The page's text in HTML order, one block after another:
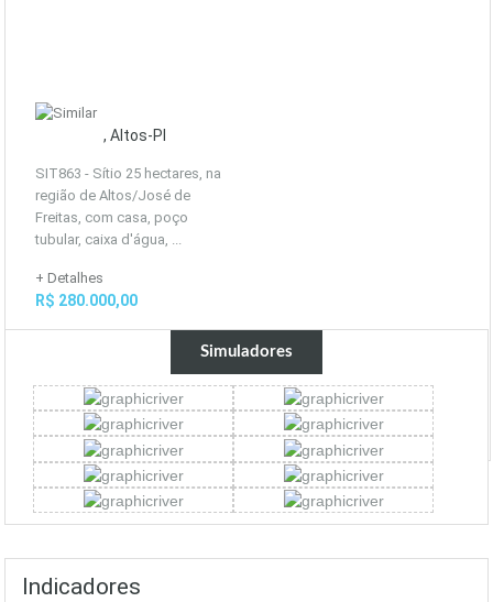
, Altos-PI
SIT863 - Sítio 25 hectares, na
região de Altos/José de
Freitas, com casa, poço
tubular, caixa d'água, ...
+ Detalhes
R$ 280.000,00
Simuladores
Indicadores